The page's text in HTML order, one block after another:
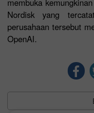
membuka
Nordisk yang
perusahaan tersebut
OpenAI.